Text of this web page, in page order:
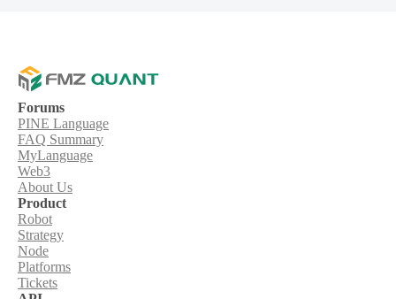
Forums
PINE Language
FAQ Summary
MyLanguage
Web3
About Us
Product
Robot
Strategy
Node
Platforms
Tickets